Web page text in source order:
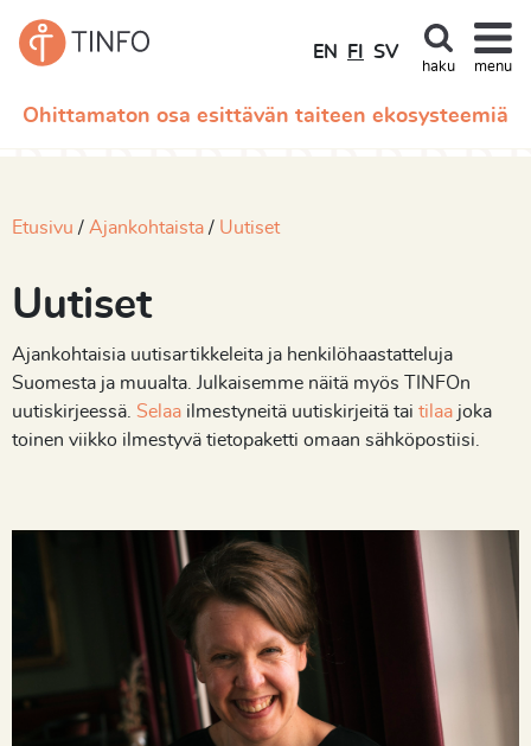
Ohittamaton osa esittävän taiteen ekosysteemiä
EN FI SV
haku menu
Etusivu Ajankohtaista Uutiset
Uutiset
Ajankohtaisia uutisartikkeleita ja henkilöhaastatteluja
Suomesta ja muualta. Julkaisemme näitä myös TINFOn
uutiskirjeessä. Selaa ilmestyneitä uutiskirjeitä tai tilaa joka
toinen viikko ilmestyvä tietopaketti omaan sähköpostiisi.